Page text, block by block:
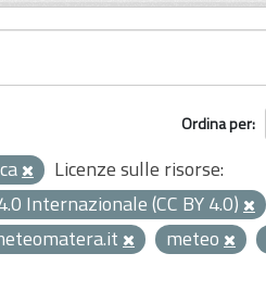
Ordina per
Licenze sulle risorse:
Internazionale (CC BY 4.0)
meteo